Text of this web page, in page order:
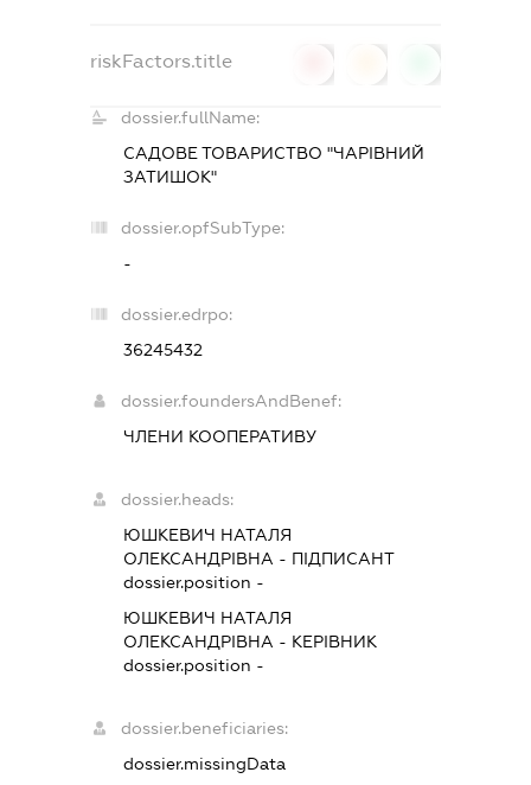
riskFactors.title
dossier.fullName:
САДОВЕ ТОВАРИСТВО "ЧАРІВНИЙ
ЗАТИШОК"
dossier.opfSubType:
-
dossier.edrpo:
36245432
dossier.foundersAndBenef:
ЧЛЕНИ КООПЕРАТИВУ
dossier.heads:
ЮШКЕВИЧ НАТАЛЯ
ОЛЕКСАНДРІВНА - ПІДПИСАНТ
dossier.position -
ЮШКЕВИЧ НАТАЛЯ
ОЛЕКСАНДРІВНА - КЕРІВНИК
dossier.position -
dossier.beneficiaries:
dossier.missingData